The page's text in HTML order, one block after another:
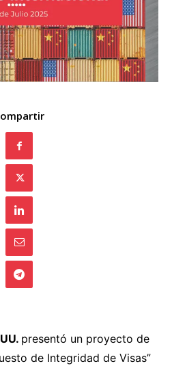
presentó un proyecto de
de Integridad de Visas”